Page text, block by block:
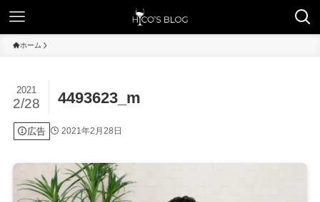
ホーム
4493623_m
2021
2/28
広告 2021年2月28日